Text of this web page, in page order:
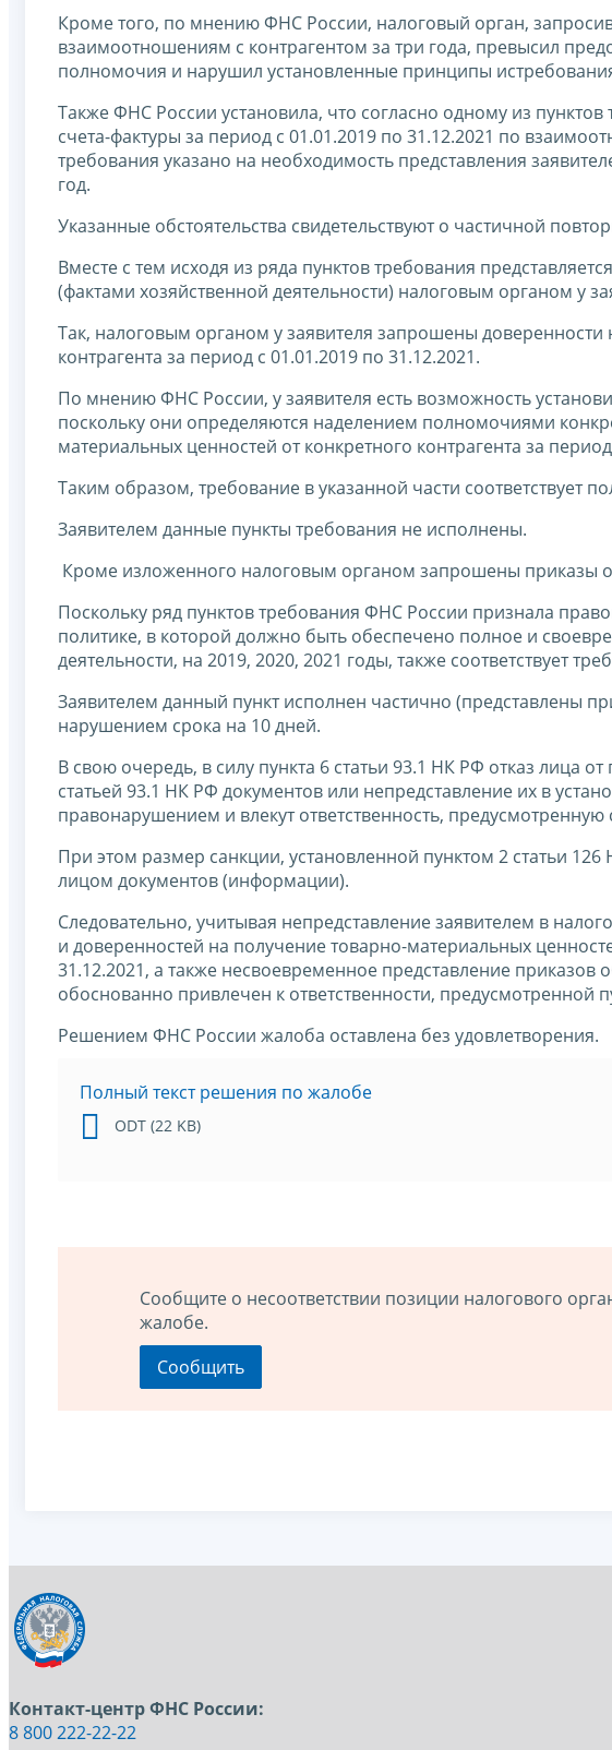
Кроме того, по мнению ФНС России, налоговый орган,
взаимоотношениям с контрагентом за три года, превысил
полномочия и нарушил установленные принципы
Также ФНС России установила, что согласно одному из
счета-фактуры за период с 01.01.2019 по 31.12.2021 по
требования указано на необходимость представления
год.
Указанные обстоятельства свидетельствуют о частичной
Вместе с тем исходя из ряда пунктов требования
(фактами хозяйственной деятельности) налоговым органом у
Так, налоговым органом у заявителя запрошены
контрагента за период с 01.01.2019 по 31.12.2021.
По мнению ФНС России, у заявителя есть возможность
поскольку они определяются наделением полномочиями
материальных ценностей от конкретного контрагента за
Таким образом, требование в указанной части соответствует
Заявителем данные пункты требования не исполнены.
Кроме изложенного налоговым органом запрошены приказы
Поскольку ряд пунктов требования ФНС России признала
политике, в которой должно быть обеспечено полное и
деятельности, на 2019, 2020, 2021 годы, также соответствует
Заявителем данный пункт исполнен частично (представлены
нарушением срока на 10 дней.
В свою очередь, в силу пункта 6 статьи 93.1 НК РФ отказ лица
статьей 93.1 НК РФ документов или непредставление их в
правонарушением и влекут ответственность, предусмотренную
При этом размер санкции, установленной пунктом 2 статьи
лицом документов (информации).
Следовательно, учитывая непредставление заявителем в
и доверенностей на получение товарно-материальных
31.12.2021, а также несвоевременное представление приказов
обоснованно привлечен к ответственности, предусмотренной
Решением ФНС России жалоба оставлена без удовлетворения.
Полный текст решения по жалобе
ODT (22 KB)
Сообщите о несоответствии позиции налогового
жалобе.
Контакт-центр ФНС России:
8 800 222-22-22